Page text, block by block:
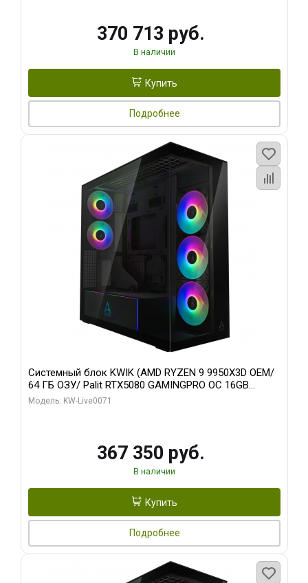
370 713 руб.
В наличии
Купить
Подробнее
Системный блок KWIK (AMD RYZEN 9 9950X3D OEM/
64 ГБ ОЗУ/ Palit RTX5080 GAMINGPRO OC 16GB
GDDR7 256bit 3xDP HD/ 960 ГБ SSD)
Модель: KW-Live0071
367 350 руб.
В наличии
Купить
Подробнее